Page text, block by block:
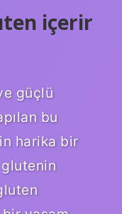
içerir
güçlü
bu
harika bir